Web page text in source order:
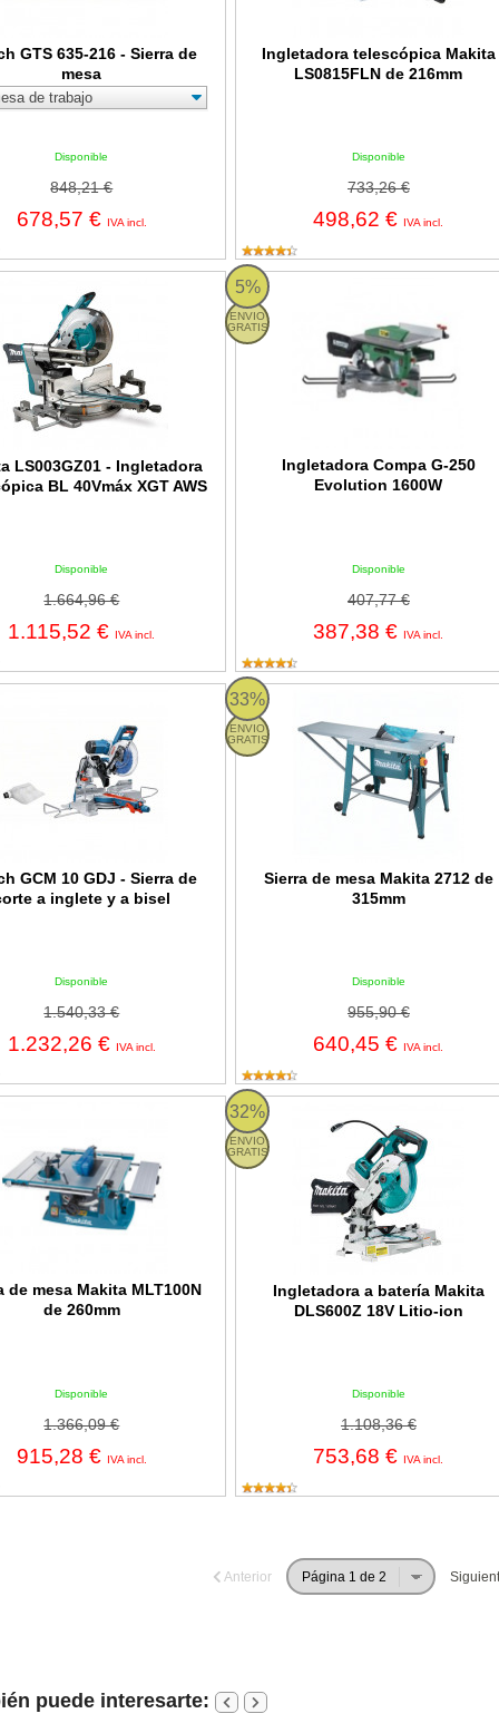
GTS 635-216 - Sierra de
mesa
Disponible
848,21 €
678,57 € IVA incl.
Ingletadora telescópica Makita
LS0815FLN de 216mm
Disponible
733,26 €
498,62 € IVA incl.
LS003GZ01 - Ingletadora
BL 40Vmáx XGT AWS
Disponible
1.664,96 €
1.115,52 € IVA incl.
- Ingletadora telescópica BL 40Vmáx XGT AWS
5%
ENVIO
GRATIS
Ingletadora Compa G-250
Evolution 1600W
Disponible
407,77 €
387,38 € IVA incl.
Ingletadora Compa G-250
GCM 10 GDJ - Sierra de
a inglete y a bisel
Disponible
1.540,33 €
1.232,26 € IVA incl.
10 GDJ - Sierra de corte a inglete y a bisel
33%
ENVIO
GRATIS
Sierra de mesa Makita 2712 de
315mm
Disponible
955,90 €
640,45 € IVA incl.
Sierra de mesa Makita 2712 de
de mesa Makita MLT100N
de 260mm
Disponible
1.366,09 €
915,28 € IVA incl.
mesa Makita MLT100N de 260mm
32%
ENVIO
GRATIS
Ingletadora a batería Makita
DLS600Z 18V Litio-ion
Disponible
1.108,36 €
753,68 € IVA incl.
Ingletadora a batería Makita
Anterior
puede interesarte: